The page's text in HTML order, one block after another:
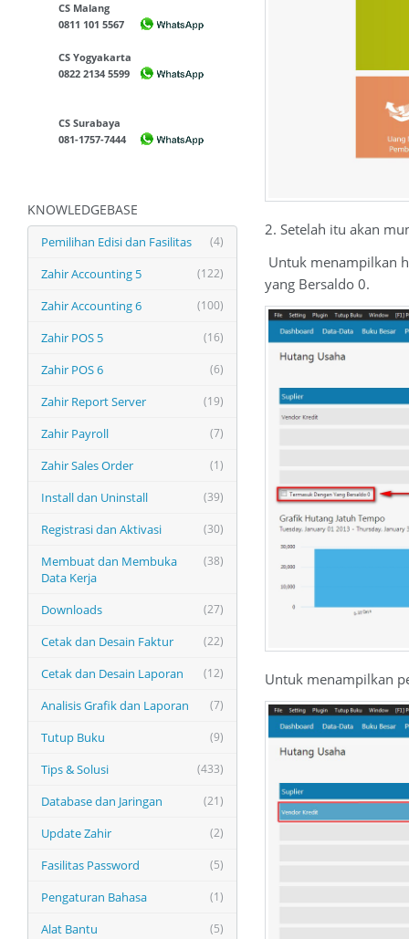
CS Malang
0811 101 5567
CS Yogyakarta
0822 2134 5599
CS Surabaya
081-1757-7444
KNOWLEDGEBASE
(4)
Pemilihan Edisi dan Fasilitas
(122)
Zahir Accounting 5
(100)
Zahir Accounting 6
(16)
Zahir POS 5
(6)
Zahir POS 6
(19)
Zahir Report Server
(7)
Zahir Payroll
(1)
Zahir Sales Order
(39)
Install dan Uninstall
(30)
Registrasi dan Aktivasi
(38)
Membuat dan Membuka
Data Kerja
(27)
Downloads
(22)
Cetak dan Desain Faktur
(12)
Cetak dan Desain Laporan
(7)
Analisis Grafik dan Laporan
(9)
Tutup Buku
(433)
Tips & Solusi
(21)
Database dan Jaringan
(2)
Update Zahir
(5)
Fasilitas Password
(1)
Pengaturan Bahasa
(5)
Alat Bantu
2. Setelah itu akan
Untuk menampilkan
yang Bersaldo 0.
Untuk menampilkan